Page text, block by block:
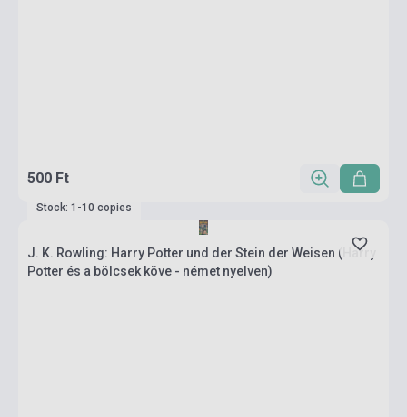
500 Ft
Stock: 1-10 copies
J. K. Rowling: Harry Potter und der Stein der Weisen (Harry
Potter és a bölcsek köve - német nyelven)